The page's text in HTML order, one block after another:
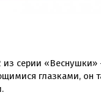
серии «Веснушки»
глазками, он